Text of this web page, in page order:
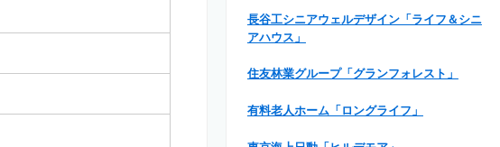
長谷工シニアウェルデザイン「ライフ＆シニ
アハウス」
住友林業グループ「グランフォレスト」
有料老人ホーム「ロングライフ」